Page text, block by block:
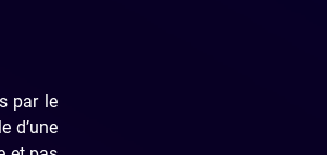
par le
d’une